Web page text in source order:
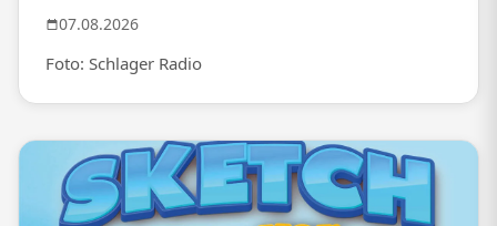
07.08.2026
Foto: Schlager Radio